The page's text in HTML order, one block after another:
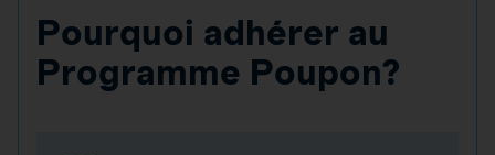
Pourquoi adhérer au
Programme Poupon?